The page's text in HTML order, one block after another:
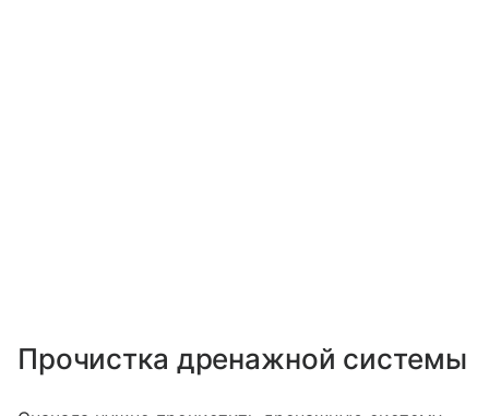
Прочистка дренажной системы